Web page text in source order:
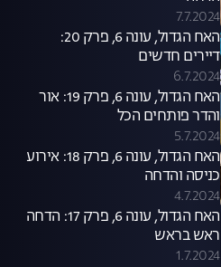
7.7.2024
האח הגדול, עונה 6, פרק 20:
דיירים חדשים
6.7.2024
האח הגדול, עונה 6, פרק 19: אור
והדר פותחים הכל
5.7.2024
האח הגדול, עונה 6, פרק 18: אירוע
כניסה והדחה
4.7.2024
האח הגדול, עונה 6, פרק 17: הדחה
ראש בראש
1.7.2024